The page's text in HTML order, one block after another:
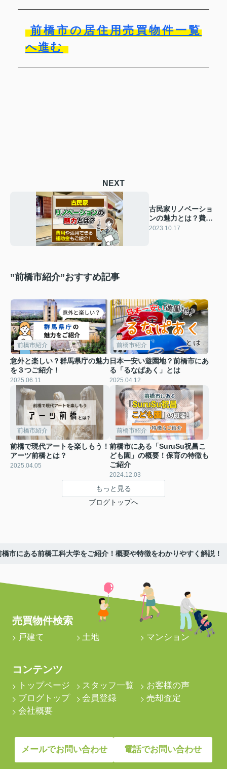
前橋市の居住用売買物件一覧
へ進む
NEXT
古民家リノベーショ
ンの魅力とは？費用
や活用できる補助金
2023.10.17
”前橋市紹介”おすすめ記事
前橋市紹介
意外と楽しい？群馬県庁の魅力
を３つご紹介！
2025.06.11
前橋市紹介
日本一安い遊園地？前橋市にあ
る「るなぱあく」とは
2025.04.12
前橋市紹介
前橋で現代アートを楽しもう！
アーツ前橋とは？
2025.04.05
前橋市紹介
前橋市にある「SuruSu祝昌こ
ども園」の概要！保育の特徴も
ご紹介
2024.12.03
もっと見る
ブログトップへ
橋市にある前橋工科大学をご紹介！概要や特徴をわかりやすく解説！
売買物件検索
戸建て 土地 マンション
コンテンツ
トップページ スタッフ一覧
お客様の声
ブログトップ
会員登録
売却査定
会社概要
メールでお問い合わせ 電話でお問い合わせ